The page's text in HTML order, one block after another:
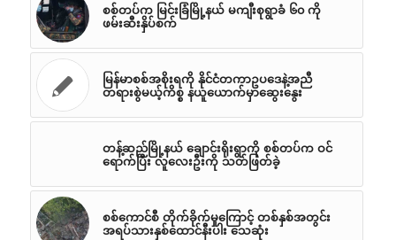
စစ်တပ်က မြင်းခြံမြို့နယ် မကျီးစုရွာခံ ၆၀ ကို
ဖမ်းဆီးနှိပ်စက်
မြန်မာစစ်အစိုးရကို နိုင်ငံတကာဥပဒေနဲ့အညီ
တရားစွဲမယ့်ကိစ္စ နယူယောက်မှာဆွေးနွေး
တန့်ဆည်မြို့နယ် ချောင်းရိုးရွာကို စစ်တပ်က ဝင်
ရောက်ပြီး လူလေးဦးကို သတ်ဖြတ်ခဲ့
စစ်ကောင်စီ တိုက်ခိုက်မှုကြောင့် တစ်နှစ်အတွင်း
အရပ်သားနှစ်ထောင်နီးပါး သေဆုံး